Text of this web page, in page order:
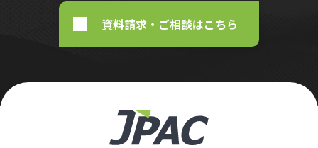
資料請求・ご相談はこちら